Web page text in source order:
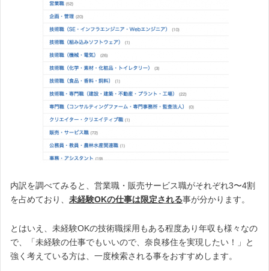
内訳を調べてみると、営業職・販売サービス職がそれぞれ3〜4割
を占めており、 未経験OKの仕事は限定される事が分かります。
とはいえ、未経験OKの技術職採用もある程度あり年収も様々なの
で、「未経験の仕事でもいいので、奈良移住を実現したい！」と
強く考えている方は、一度検索される事をおすすめします。